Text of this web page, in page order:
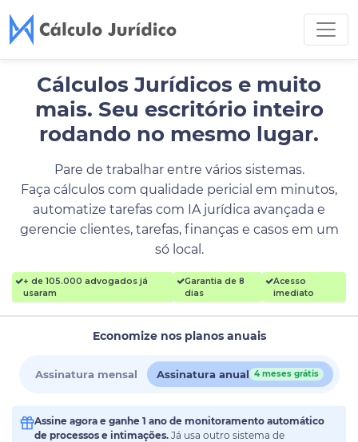
Cálculos Jurídicos e muito
mais. Seu escritório inteiro
rodando no mesmo lugar.
Pare de trabalhar entre vários sistemas.
Faça cálculos com qualidade pericial em minutos,
automatize tarefas com IA jurídica avançada e
gerencie clientes, tarefas, finanças e casos em um
só local.
+ de 105.000 advogados já
usaram
Garantia de 8
dias
Acesso
imediato
Economize nos planos anuais
Assinatura mensal Assinatura anual 4 meses grátis
Assine agora e ganhe 1 ano de monitoramento automático
de processos e intimações. Já usa outro sistema de